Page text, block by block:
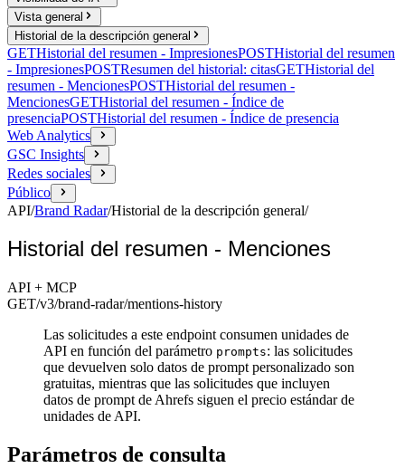
Vista general
Historial de la descripción general
GETHistorial del resumen - ImpresionesPOSTHistorial del resumen
- ImpresionesPOSTResumen del historial: citasGETHistorial del
resumen - MencionesPOSTHistorial del resumen -
MencionesGETHistorial del resumen - Índice de
presenciaPOSTHistorial del resumen - Índice de presencia
Web Analytics
GSC Insights
Redes sociales
Público
API/Brand Radar/Historial de la descripción general/
Historial del resumen - Menciones
API + MCP
GET/v3/brand-radar/mentions-history
Las solicitudes a este endpoint consumen unidades de
API en función del parámetro prompts: las solicitudes
que devuelven solo datos de prompt personalizado son
gratuitas, mientras que las solicitudes que incluyen
datos de prompt de Ahrefs siguen el precio estándar de
unidades de API.
Parámetros de consulta